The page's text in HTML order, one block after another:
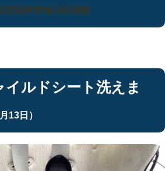
西彼杵郡長与町岡郷
ルドシート洗えま
13日）